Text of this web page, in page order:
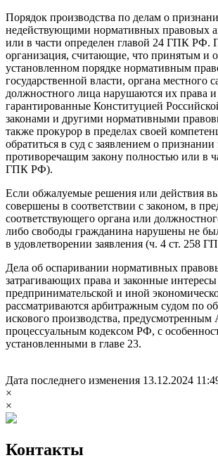
Порядок производства по делам о
недействующими нормативных правовых
или в части определен главой 24 ГПК РФ.
организация, считающие, что принятым и
установленном порядке нормативным
государственной власти, органа местного
должностного лица нарушаются их права
гарантированные Конституцией
законами и другими нормативными
также прокурор в пределах своей
обратиться в суд с заявлением о признании
противоречащим закону полностью или в
ГПК РФ).
Если обжалуемые решения или действия
совершены в соответствии с законом, в
соответствующего органа или
либо свободы гражданина нарушены не
в удовлетворении заявления (ч. 4 ст. 258
Дела об оспаривании нормативных
затрагивающих права и законные
предпринимательской и иной
рассматриваются арбитражным судом по
искового производства,
процессуальным кодексом РФ, с
установленными в главе 23.
Дата последнего изменения 13.12.2024
×
×
Контакты